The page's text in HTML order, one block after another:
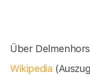
Über
Wikipedia